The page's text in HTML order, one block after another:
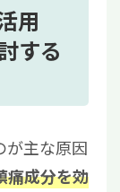
用
する
が主な原因
痛成分を効